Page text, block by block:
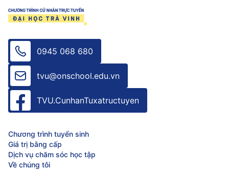
0945 068 680
tvu@onschool.edu.vn
TVU.CunhanTuxatructuyen
Chương trình tuyển sinh
Giá trị bằng cấp
Dịch vụ chăm sóc học tập
Về chúng tôi